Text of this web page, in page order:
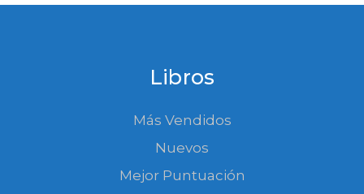
Libros
Más Vendidos
Nuevos
Mejor Puntuación